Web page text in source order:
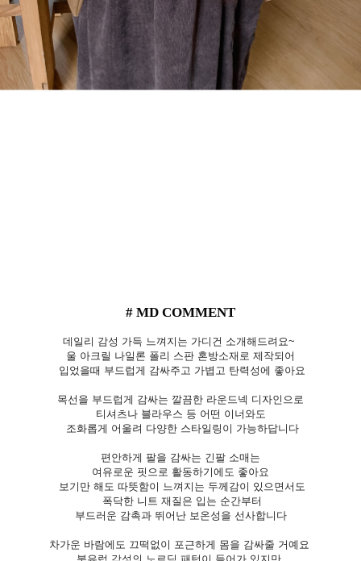
# MD COMMENT
데일리 감성 가득 느껴지는 가디건 소개해드려요~
울 아크릴 나일론 폴리 스판 혼방소재로 제작되어
입었을때 부드럽게 감싸주고 가볍고 탄력성에 좋아요
목선을 부드럽게 감싸는 깔끔한 라운드넥 디자인으로
티셔츠나 블라우스 등 어떤 이너와도
조화롭게 어울려 다양한 스타일링이 가능하답니다
편안하게 팔을 감싸는 긴팔 소매는
여유로운 핏으로 활동하기에도 좋아요
보기만 해도 따뜻함이 느껴지는 두께감이 있으면서도
폭닥한 니트 재질은 입는 순간부터
부드러운 감촉과 뛰어난 보온성을 선사합니다
차가운 바람에도 끄떡없이 포근하게 몸을 감싸줄 거예요